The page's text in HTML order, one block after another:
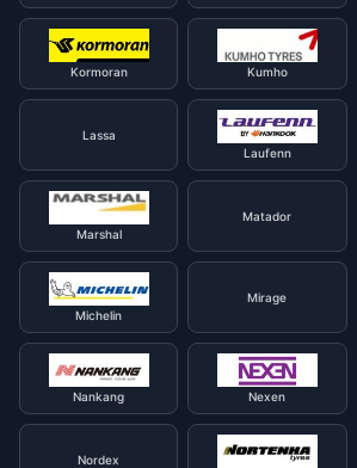
Kormoran Kumho
Lassa
Laufenn
Marshal
Matador
Michelin
Mirage
Nankang Nexen
Nordex